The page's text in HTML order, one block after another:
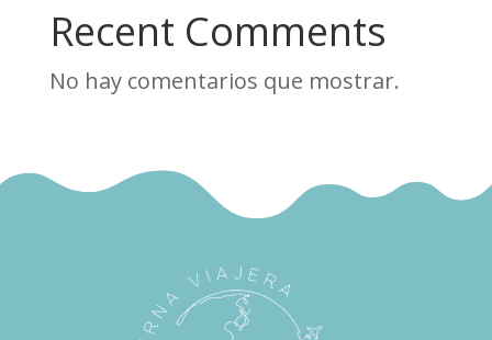
Recent Comments
No hay comentarios que mostrar.